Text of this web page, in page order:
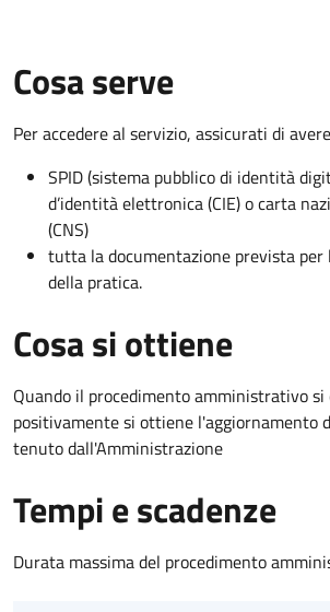
Cosa serve
Per accedere al servizio, assicurati di
SPID (sistema pubblico di identità
d’identità elettronica (CIE) o carta
(CNS)
tutta la documentazione prevista per
della pratica.
Cosa si ottiene
Quando il procedimento amministrativo si
positivamente si ottiene l'aggiornamento
tenuto dall'Amministrazione
Tempi e scadenze
Durata massima del procedimento